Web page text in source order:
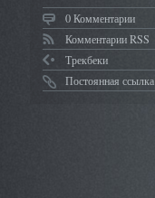
0 Комментарии
Комментарии RSS
Трекбеки
Постоянная ссылка